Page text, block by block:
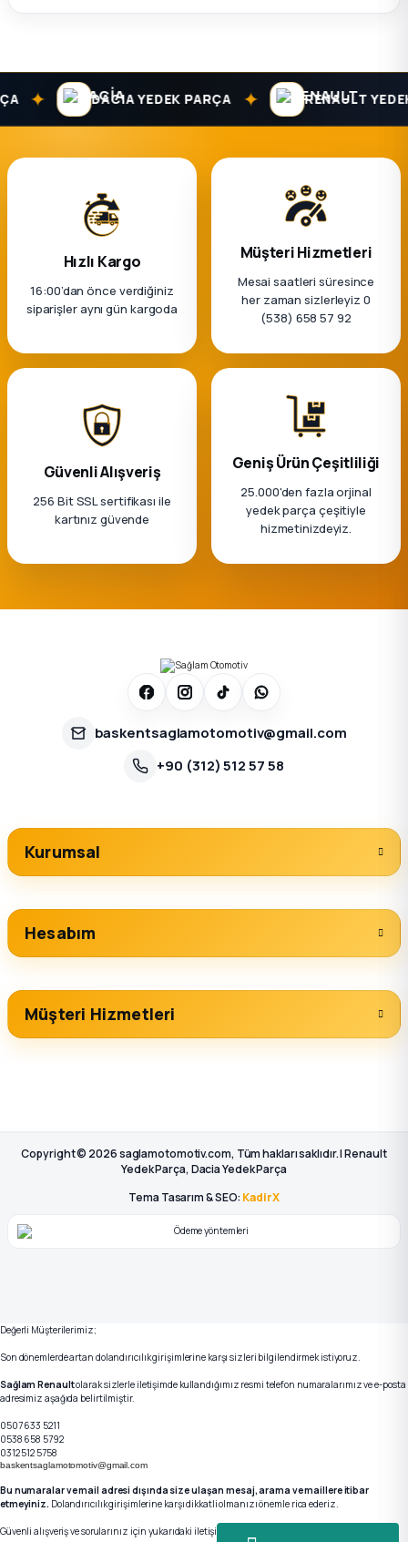
✦ DACIA YEDEK PARÇA ✦ RENAULT YEDEK
Hızlı Kargo
16:00’dan önce verdiğiniz
siparişler aynı gün kargoda
Müşteri Hizmetleri
Mesai saatleri süresince
her zaman sizlerleyiz 0
(538) 658 57 92
Güvenli Alışveriş
256 Bit SSL sertifikası ile
kartınız güvende
Geniş Ürün Çeşitliliği
25.000'den fazla orjinal
yedek parça çeşitiyle
hizmetinizdeyiz.
baskentsaglamotomotiv@gmail.com
+90 (312) 512 57 58
Kurumsal
Hesabım
Müşteri Hizmetleri
Copyright © 2026 saglamotomotiv.com, Tüm hakları saklıdır. | Renault
Yedek Parça, Dacia Yedek Parça
Tema Tasarım & SEO: KadirX
Değerli Müşterilerimiz;
Son dönemlerde artan dolandırıcılık girişimlerine karşı sizleri bilgilendirmek istiyoruz.
Sağlam Renaultolarak sizlerle iletişimde kullandığımız resmi telefon numaralarımız ve e-posta
adresimiz aşağıda belirtilmiştir.
0507 633 5211
0538 658 5792
0312 512 5758
baskentsaglamotomotiv@gmail.com
Bu numaralar ve mail adresi dışında size ulaşan mesaj, arama ve maillere itibar
etmeyiniz. Dolandırıcılık girişimlerine karşı dikkatli olmanızı önemle rica ederiz.
Güvenli alışveriş ve sorularınız için yukarıdaki iletişim kanallarımızdan bizlere ulaşabilirsiniz.